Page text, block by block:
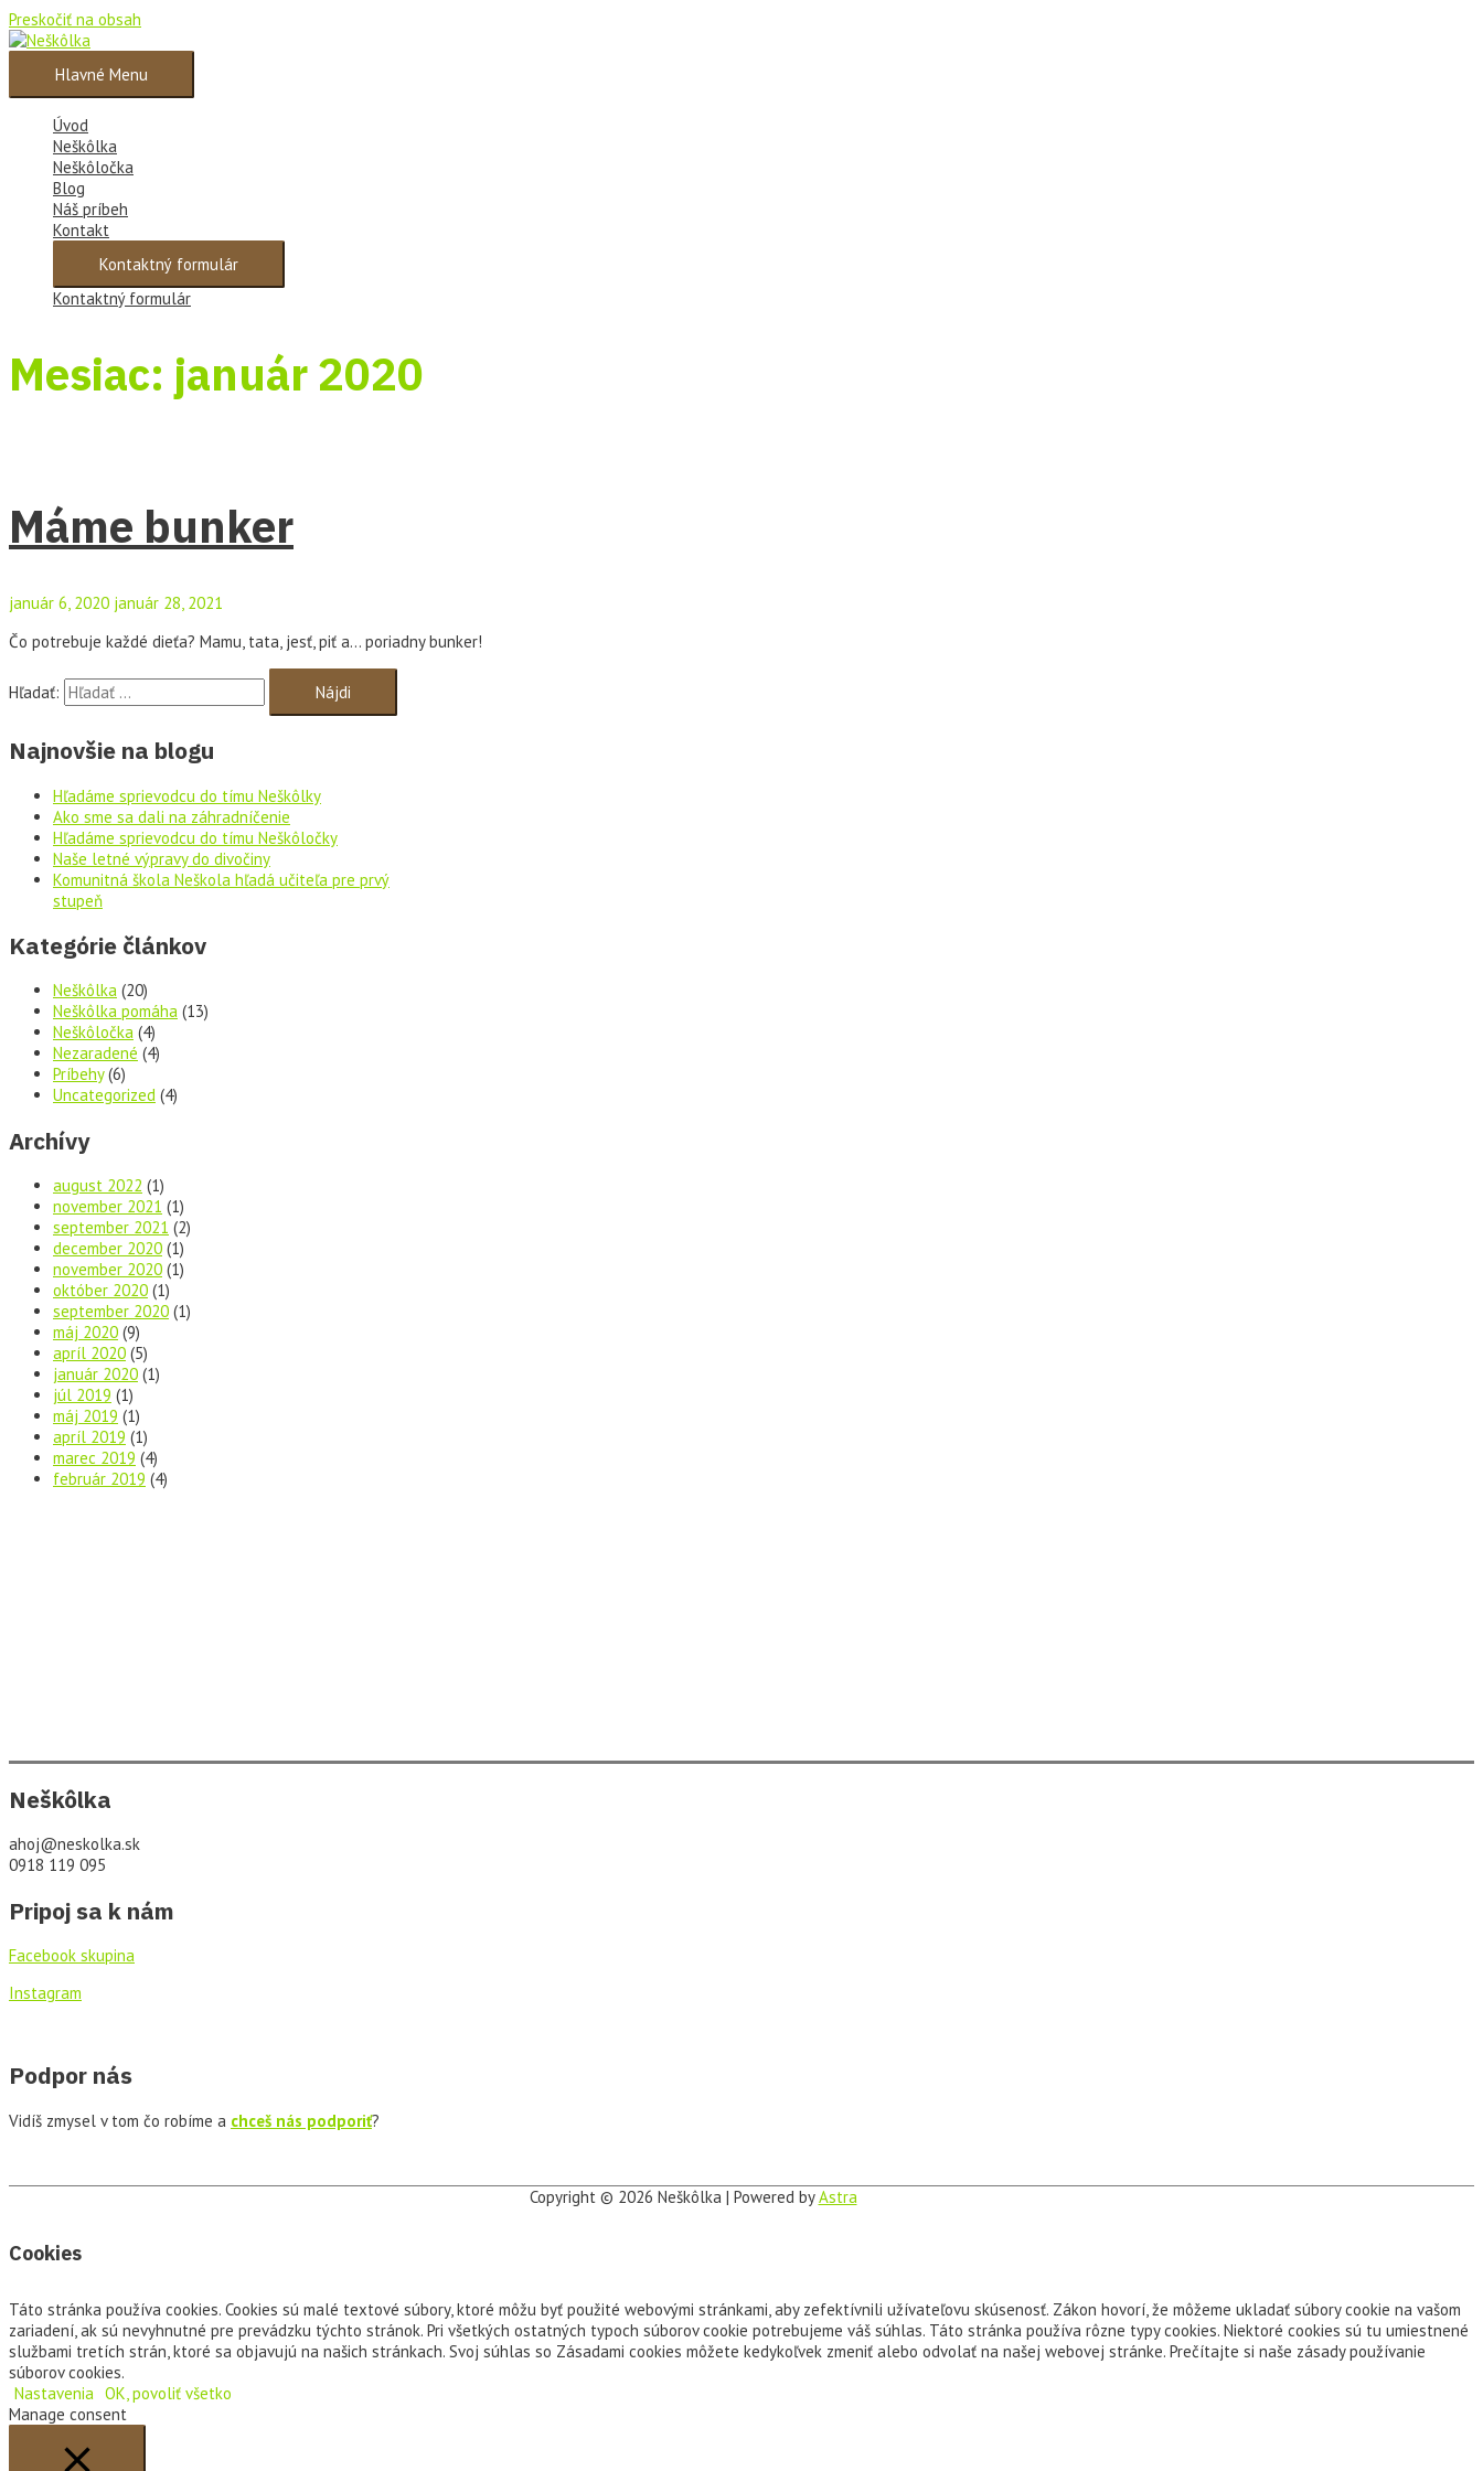
Preskočiť na obsah
Hlavné Menu
Úvod
Neškôlka
Neškôločka
Blog
Náš príbeh
Kontakt
Kontaktný formulár
Kontaktný formulár
Mesiac: január 2020
Máme bunker
január 6, 2020 január 28, 2021
Čo potrebuje každé dieťa? Mamu, tata, jesť, piť a… poriadny bunker!
Hľadať:
Najnovšie na blogu
Hľadáme sprievodcu do tímu Neškôlky
Ako sme sa dali na záhradníčenie
Hľadáme sprievodcu do tímu Neškôločky
Naše letné výpravy do divočiny
Komunitná škola Neškola hľadá učiteľa pre prvý
stupeň
Kategórie článkov
Neškôlka (20)
Neškôlka pomáha (13)
Neškôločka (4)
Nezaradené (4)
Príbehy(6)
Uncategorized (4)
Archívy
august 2022 (1)
november 2021 (1)
september 2021 (2)
december 2020 (1)
november 2020 (1)
október 2020 (1)
september 2020 (1)
máj 2020 (9)
apríl 2020 (5)
január 2020 (1)
júl 2019 (1)
máj 2019 (1)
apríl 2019 (1)
marec 2019 (4)
február 2019 (4)
Neškôlka
ahoj@neskolka.sk
0918 119 095
Pripoj sa k nám
Facebook skupina
Instagram
Podpor nás
Vidíš zmysel v tom čo robíme a chceš nás podporiť?
Copyright © 2026 Neškôlka| Powered byAstra
Cookies
Táto stránka používa cookies. Cookies sú malé textové súbory, ktoré môžu byť použité webovými stránkami, aby zefektívnili užívateľovu skúsenosť. Zákon hovorí, že môžeme ukladať súbory cookie na vašom
zariadení, ak sú nevyhnutné pre prevádzku týchto stránok. Pri všetkých ostatných typoch súborov cookie potrebujeme váš súhlas. Táto stránka používa rôzne typy cookies. Niektoré cookies sú tu umiestnené
službami tretích strán, ktoré sa objavujú na našich stránkach. Svoj súhlas so Zásadami cookies môžete kedykoľvek zmeniť alebo odvolať na našej webovej stránke. Prečítajte si naše zásady používanie
súborov cookies.
Nastavenia OK, povoliť všetko
Manage consent